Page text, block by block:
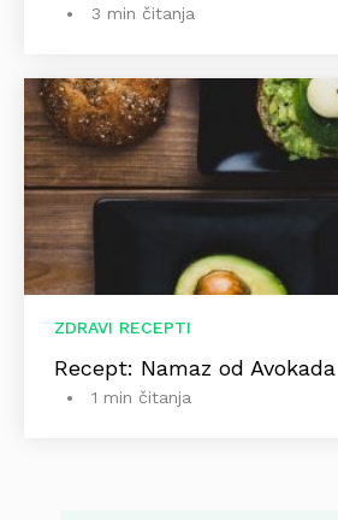
3 min čitanja
ZDRAVI RECEPTI
Recept: Namaz od Avokada
1 min čitanja